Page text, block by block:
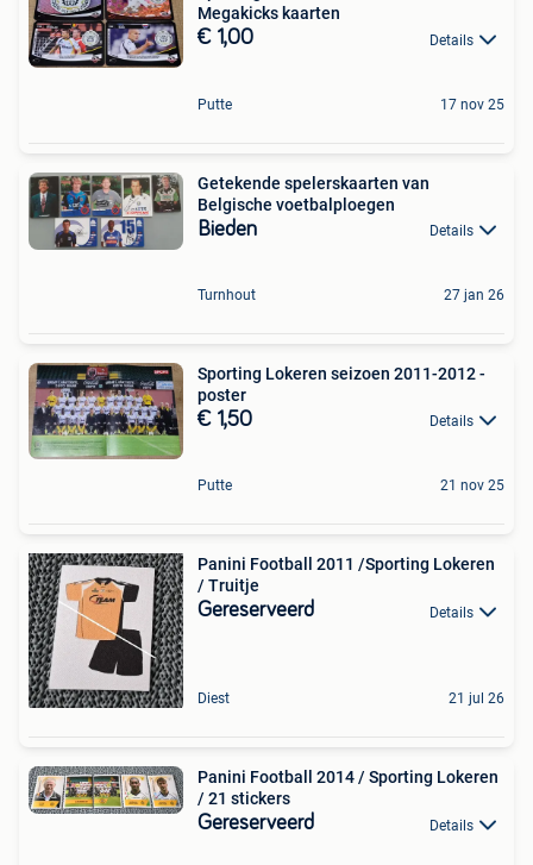
Megakicks kaarten
€ 1,00 Details
Putte 17 nov 25
Getekende spelerskaarten van
Belgische voetbalploegen
Bieden Details
Turnhout 27 jan 26
Sporting Lokeren seizoen 2011-2012 -
poster
€ 1,50 Details
Putte 21 nov 25
Panini Football 2011 /Sporting Lokeren
/ Truitje
Gereserveerd Details
Diest 21 jul 26
Panini Football 2014 / Sporting Lokeren
/ 21 stickers
Gereserveerd Details